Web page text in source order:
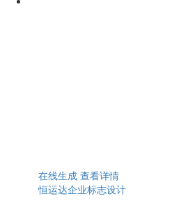
在线生成 查看详情
恒运达企业标志设计